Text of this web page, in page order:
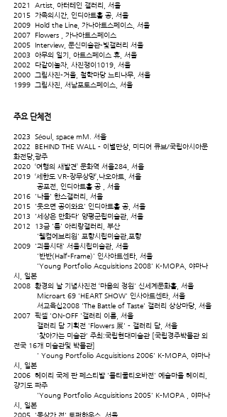
2021 Artist, 아터테인 갤러리, 서울
2015 가족의시간, 인디아트홀 공, 서울
2009 Hold the Line, 가나아트스페이스, 서울
2007 Flowers , 가나아트스페이스
2005 Interview, 문신미술관-빛갤러리 서울
2003 아무의 일기, 아트스페이스 휴, 서울
2002 다같이놀자, 사진쟁이1019, 서울
2000 그림사진-거울, 철학마당 느티나무, 서울
1999 그림사진, 서남포토스페이스, 서울
주요 단체전
2023 Séoul, space mM. 서울
2022 BEHIND THE WALL - 이별만상, 미디어 큐브/국립아시아문
화전당,광주
2020 ‘여행의 새발견’ 문화역 서울284, 서울
2019 ‘세한도 VR-장무상망’,나오아트, 서울
공포전, 인디아트홀 공 , 서울
2016 '나들' 한스갤러리, 서울
2015 '웃으면 공이와요' 인디아트홀 공, 서울
2013 '세상은 만화다' 양평군립미술관, 서울
2012 13금 '틈' 아리랑갤러리, 부산
'웰컴에브리원' 포항시립미술관,포항
2009 '괴물시대' 서울시립미술관, 서울
'반반(Half-Frame)' 인사아트센타, 서울
'Young Portfolio Acquisitions 2008' K-MOPA, 야마나
시, 일본
2008 환경의 날 기념사진전 ‘마음의 정원' 신세계문화홀, 서울
Microart 69 'HEART SHOW' 인사아트센타, 서울
서교육십2008 'The Battle of Taste' 갤러리 상상마당, 서울
2007 픽셀 'ON-OFF '갤러리 이룸, 서울
갤러리 담 기획전 'Flowers 展' - 갤러리 담, 서울
'찾아가는 미술관' 주최:국립현대미술관 [국립경주박물관 외
전국 16개 미술관및 박물관]
' Young Portfolio Acquisitions 2006' K-MOPA, 야마나
시, 일본
2006 헤이리 국제 판 페스티발 '물티쿨티오바전' 예술마을 헤이리,
걍기도 파주
'Young Portfolio Acquisitions 2005' K-MOPA , 야마나
시, 일본
2005 '몽상가 전' 토퍼하우스, 서울